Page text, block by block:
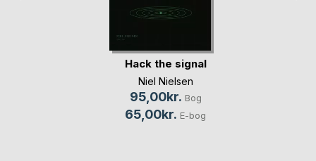
Hack the signal
Niel Nielsen
95,00kr. Bog
65,00kr. E-bog